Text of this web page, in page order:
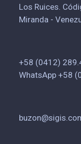
Los Ruices.
Miranda -
+58 (0412)
WhatsApp +58